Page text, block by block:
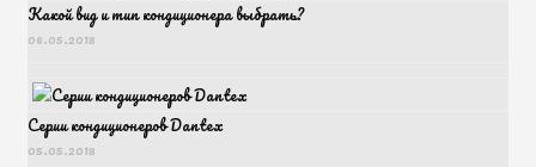
Какой вид и тип кондиционера выбрать?
06.05.2018
Серии кондиционеров Dantex
05.05.2018